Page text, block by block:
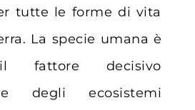
tutte le forme di vita
La specie umana è
fattore decisivo
degli ecosistemi